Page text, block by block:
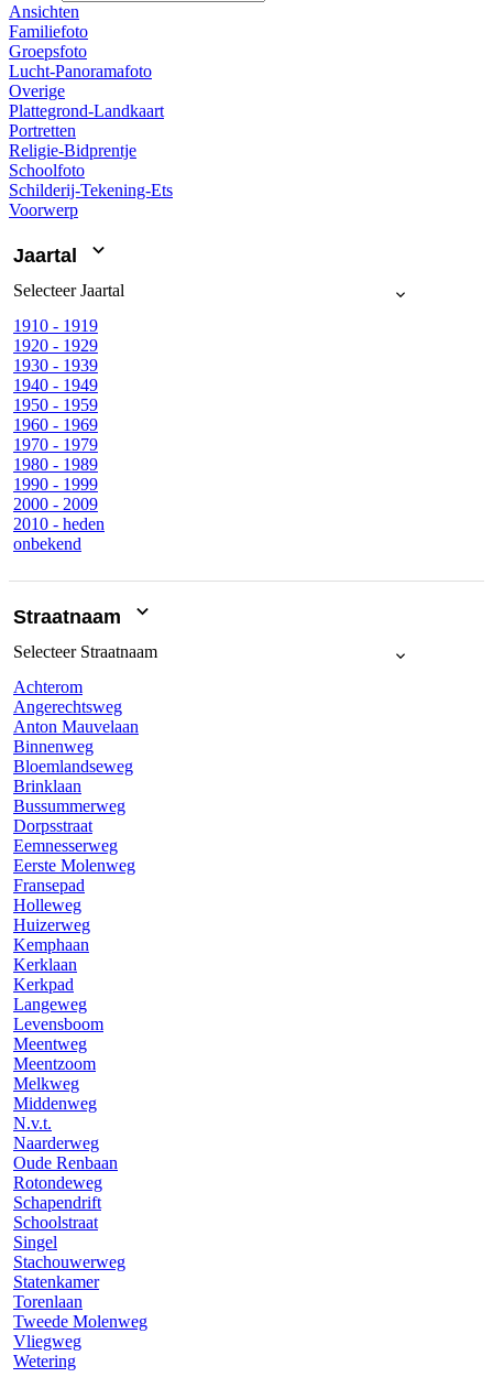
Ansichten
Familiefoto
Groepsfoto
Lucht-Panoramafoto
Overige
Plattegrond-Landkaart
Portretten
Religie-Bidprentje
Schoolfoto
Schilderij-Tekening-Ets
Voorwerp
Jaartal
SelecteerJaartal
1910 - 1919
1920 - 1929
1930 - 1939
1940 - 1949
1950 - 1959
1960 - 1969
1970 - 1979
1980 - 1989
1990 - 1999
2000 - 2009
2010 - heden
onbekend
Straatnaam
SelecteerStraatnaam
Achterom
Angerechtsweg
Anton Mauvelaan
Binnenweg
Bloemlandseweg
Brinklaan
Bussummerweg
Dorpsstraat
Eemnesserweg
Eerste Molenweg
Fransepad
Holleweg
Huizerweg
Kemphaan
Kerklaan
Kerkpad
Langeweg
Levensboom
Meentweg
Meentzoom
Melkweg
Middenweg
N.v.t.
Naarderweg
Oude Renbaan
Rotondeweg
Schapendrift
Schoolstraat
Singel
Stachouwerweg
Statenkamer
Torenlaan
Tweede Molenweg
Vliegweg
Wetering